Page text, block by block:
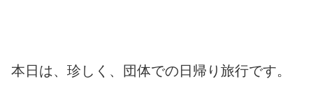
本日は、珍しく、団体での日帰り旅行です。